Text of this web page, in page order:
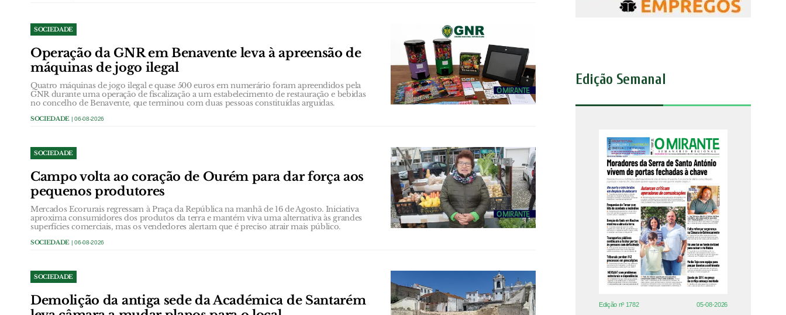
SOCIEDADE
Operação da GNR em Benavente leva à apreensão de
máquinas de jogo ilegal
Quatro máquinas de jogo ilegal e quase 500 euros em numerário foram apreendidos pela
GNR durante uma operação de fiscalização a um estabelecimento de restauração e bebidas
no concelho de Benavente, que terminou com duas pessoas constituídas arguidas.
SOCIEDADE | 06-08-2026
SOCIEDADE
Campo volta ao coração de Ourém para dar força aos
pequenos produtores
Mercados Ecorurais regressam à Praça da República na manhã de 16 de Agosto. Iniciativa
aproxima consumidores dos produtos da terra e mantém viva uma alternativa às grandes
superfícies comerciais, mas os vendedores alertam que é preciso atrair mais público.
SOCIEDADE | 06-08-2026
SOCIEDADE
Demolição da antiga sede da Académica de Santarém
Edição Semanal
Edição nº 1782 05-08-2026